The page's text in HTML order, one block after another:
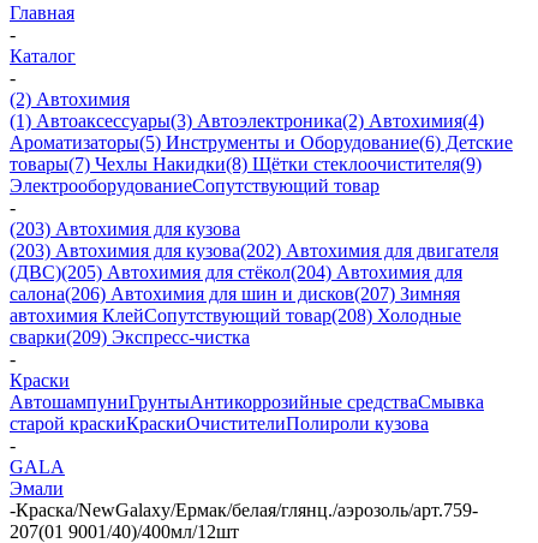
Главная
-
Каталог
-
(2) Автохимия
(1) Автоаксессуары(3) Автоэлектроника(2) Автохимия(4)
Ароматизаторы(5) Инструменты и Оборудование(6) Детские
товары(7) Чехлы Накидки(8) Щётки стеклоочистителя(9)
ЭлектрооборудованиеСопутствующий товар
-
(203) Автохимия для кузова
(203) Автохимия для кузова(202) Автохимия для двигателя
(ДВС)(205) Автохимия для стёкол(204) Автохимия для
салона(206) Автохимия для шин и дисков(207) Зимняя
автохимия КлейСопутствующий товар(208) Холодные
сварки(209) Экспреcс-чистка
-
Краски
АвтошампуниГрунтыАнтикоррозийные средстваСмывка
старой краскиКраскиОчистителиПолироли кузова
-
GALA
Эмали
-Краска/NewGalaxy/Ермак/белая/глянц./аэрозоль/арт.759-
207(01 9001/40)/400мл/12шт